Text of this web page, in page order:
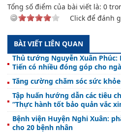
Tổng số điểm của bài viết là: 0
Click để đánh
BÀI VIẾT LIÊN QUAN
Thủ tướng Nguyễn Xuân
Tiến có nhiều đóng góp cho
Tăng cường chăm sóc sức
Tập huấn hướng dẫn các tiêu chuẩn và thủ tục đăng ký
“Thực hành tốt bảo quản vắc
Bệnh viện Huyện Nghi Xuân: phẫu thuật nội soi tiết niệu
cho 20 bệnh nhân